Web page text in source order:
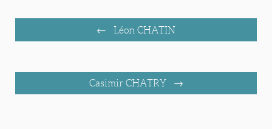
Léon CHATIN
Casimir CHATRY